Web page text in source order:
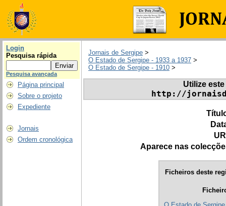
Login
Pesquisa rápida
Pesquisa avançada
Página principal
Sobre o projeto
Expediente
Jornais
Ordem cronológica
Jornais de Sergipe >
O Estado de Sergipe - 1933 a 1937 >
O Estado de Sergipe - 1910 >
Utilize
http://
Aparece nas
Ficheiros deste